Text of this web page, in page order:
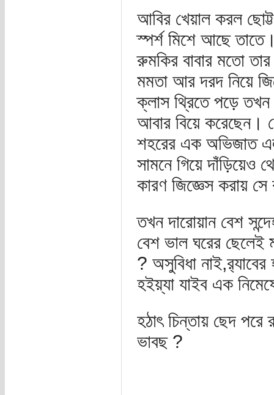
আবির খেয়াল করল
স্পর্শ মিশে আছে
রুমকির বাবার মতো
মমতা আর দরদ নিয়ে
ক্লাস থ্রিতে পড়ে তখন
আবার বিয়ে করেছেন।
শহরের এক অভিজাত
সামনে গিয়ে দাঁড়িয়েও
কারণ জিজ্ঞেস করায় সে
তখন দারোয়ান বেশ
বেশ ভাল ঘরের ছেলেই
? অসুবিধা নাই,র‌্যাবের
হইয়্যা যাইব এক
হঠাৎ চিন্তায় ছেদ
ভাবছ ?